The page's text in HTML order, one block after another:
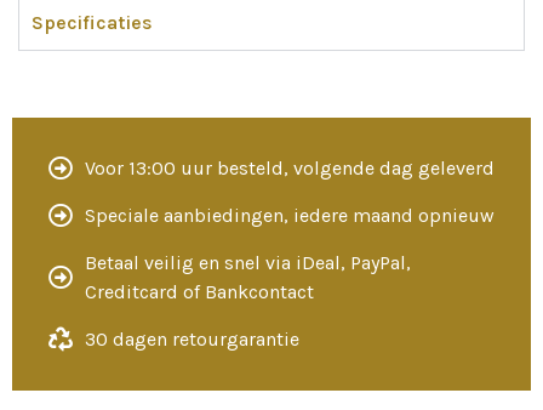
Specificaties
Voor 13:00 uur besteld, volgende dag geleverd
Speciale aanbiedingen, iedere maand opnieuw
Betaal veilig en snel via iDeal, PayPal,
Creditcard of Bankcontact
30 dagen retourgarantie